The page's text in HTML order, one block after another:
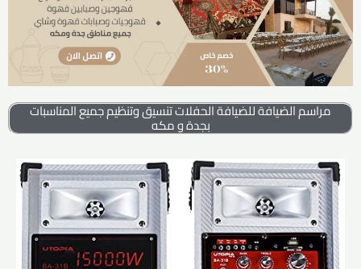
مراسم الضيافة للضيافة الحفلات تنسيق وتنظيم جميع المناسبات
بجدة و مكه